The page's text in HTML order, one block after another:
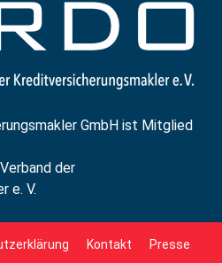
GmbH ist Mitglied
der
e. V.
Kontakt Presse